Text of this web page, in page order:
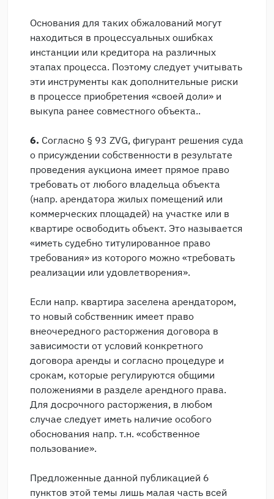
Основания для таких обжалований могут
находиться в процессуальных ошибках
инстанции или кредитора на различных
этапах процесса. Поэтому следует учитывать
эти инструменты как дополнительные риски
в процессе приобретения «своей доли» и
выкупа ранее совместного объекта..
6. Согласно § 93 ZVG, фигурант решения суда
о присуждении собственности в результате
проведения аукциона имеет прямое право
требовать от любого владельца объекта
(напр. арендатора жилых помещений или
коммерческих площадей) на участке или в
квартире освободить объект. Это называется
«иметь судебно титулированное право
требования» из которого можно «требовать
реализации или удовлетворения».
Если напр. квартира заселена арендатором,
то новый собственник имеет право
внеочередного расторжения договора в
зависимости от условий конкретного
договора аренды и согласно процедуре и
срокам, которые регулируются общими
положениями в разделе арендного права.
Для досрочного расторжения, в любом
случае следует иметь наличие особого
обоснования напр. т.н. «собственное
пользование».
Предложенные данной публикацией 6
пунктов этой темы лишь малая часть всей